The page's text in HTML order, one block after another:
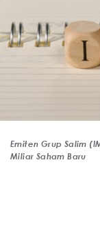
Emiten Grup Salim
Miliar Saham Baru